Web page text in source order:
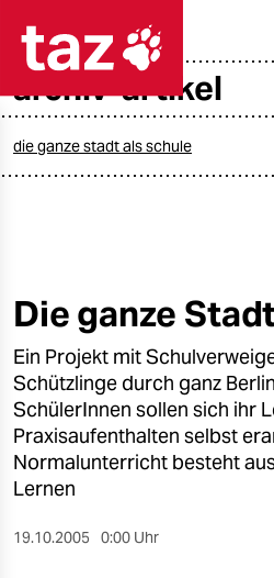
öko
gesellschaft
kultur
sport
berlin
nord
archiv-artikel
die ganze stadt als schule
Die ganze
Ein Projekt mit
Schützlinge durch ganz
SchülerInnen sollen sich ihr
Praxisaufenthalten selbst
Normalunterricht besteht
Lernen
19.10.2005 0:00 Uhr